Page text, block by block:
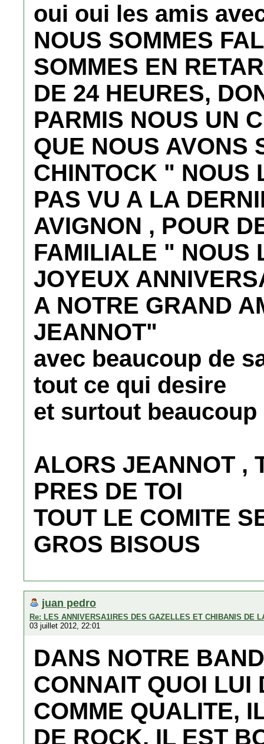
oui oui les amis
NOUS SOMMES
SOMMES EN
DE 24 HEURES,
PARMIS NOUS UN
QUE NOUS AVONS
CHINTOCK " NOUS
PAS VU A LA
AVIGNON , POUR
FAMILIALE " NOUS
JOYEUX
A NOTRE GRAND
JEANNOT"
avec beaucoup de
tout ce qui desire
et surtout beaucoup
ALORS JEANNOT ,
PRES DE TOI
TOUT LE COMITE
GROS BISOUS
juan pedro
Re: LES ANNIVERSA1IRES DES GAZELLES ET CHIBANIS DE
03 juillet 2012, 22:01
DANS NOTRE
CONNAIT QUOI LUI
COMME QUALITE,
DE ROCK, IL EST